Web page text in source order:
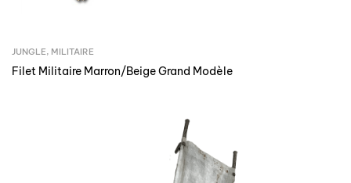
JUNGLE, MILITAIRE
Filet Militaire Marron/Beige Grand Modèle